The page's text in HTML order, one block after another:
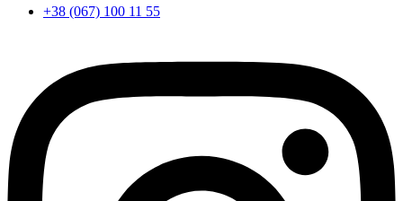
+38 (067) 100 11 55